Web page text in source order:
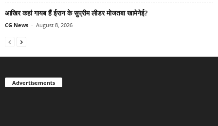
आखिर कहां गायब हैं ईरान के सुप्रीम लीडर मोजतबा खामेनेई?
CG News - August 8, 2026
Advertisements